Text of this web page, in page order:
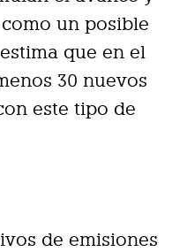
un posible
que en el
30 nuevos
este tipo de
de emisiones